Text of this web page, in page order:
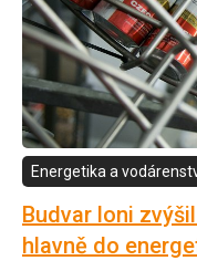
Energetika a
Budvar loni
hlavně do